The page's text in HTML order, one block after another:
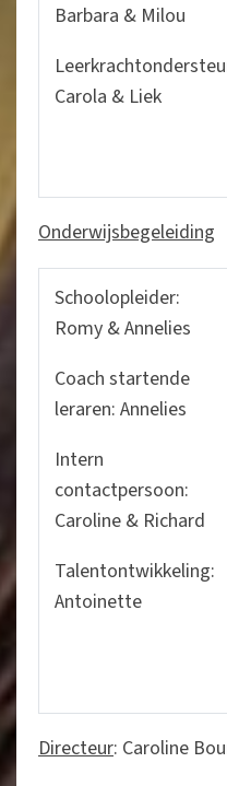
Barbara & Milou
Carola & Liek
Onderwijsbegeleiding
Schoolopleider:
Romy & Annelies
Coach startende
leraren: Annelies
Intern
contactpersoon:
Caroline & Richard
Talentontwikkeling:
Antoinette
Directeur: Caroline